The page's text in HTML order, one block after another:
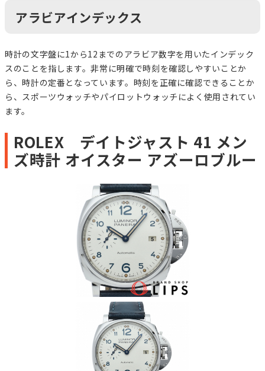
アラビアインデックス
時計の文字盤に1から12までのアラビア数字を用いたインデック
スのことを指します。非常に明確で時刻を確認しやすいことか
ら、時計の定番となっています。時刻を正確に確認できることか
ら、スポーツウォッチやパイロットウォッチによく使用されてい
ます。
ROLEX デイトジャスト 41 メン
ズ時計 オイスター アズーロブルー